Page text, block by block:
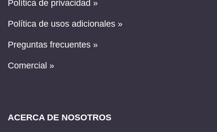
Política de privacidad »
Política de usos adicionales »
Preguntas frecuentes »
Comercial »
ACERCA DE NOSOTROS